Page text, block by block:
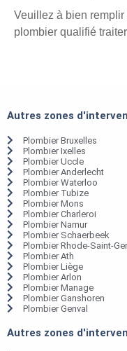
Veuillez à bien
plombier qualifié
Autres zones
Plombier Bruxelles
Plombier Ixelles
Plombier Uccle
Plombier Anderlecht
Plombier Waterloo
Plombier Tubize
Plombier Mons
Plombier Charleroi
Plombier Namur
Plombier Schaerbeek
Plombier Rhode-Saint-
Plombier Ath
Plombier Liège
Plombier Arlon
Plombier Manage
Plombier Ganshoren
Plombier Genval
Autres zones